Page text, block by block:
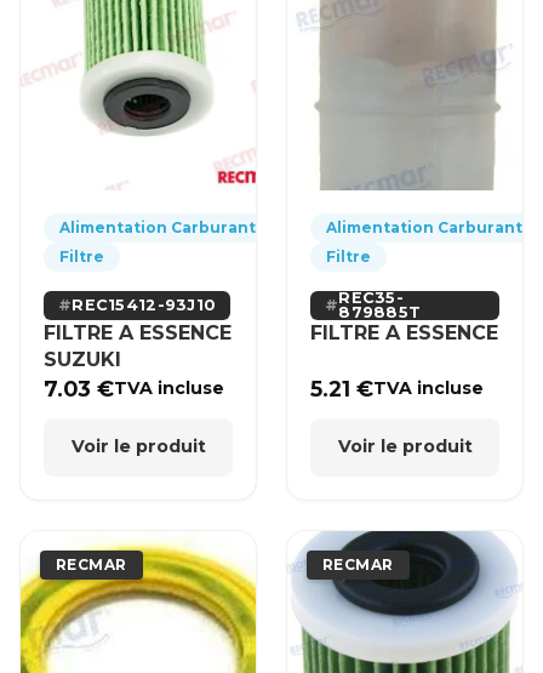
Alimentation Carburant
Filtre
REC15412-93J10
FILTRE A ESSENCE
SUZUKI
7.03€TVA incluse
Voir le produit
Alimentation Carburant
Filtre
REC35-
879885T
FILTRE A ESSENCE
5.21€TVA incluse
Voir le produit
RECMAR RECMAR